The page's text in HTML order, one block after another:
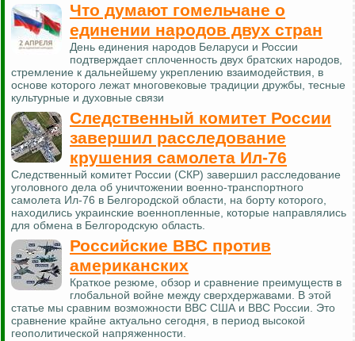
Что думают гомельчане о
единении народов двух стран
День единения народов Беларуси и России
подтверждает сплоченность двух братских народов,
стремление к дальнейшему укреплению взаимодействия, в
основе которого лежат многовековые традиции дружбы, тесные
культурные и духовные связи
Следственный комитет России
завершил расследование
крушения самолета Ил-76
Следственный комитет России (СКР) завершил расследование
уголовного дела об уничтожении военно-транспортного
самолета Ил-76 в Белгородской области, на борту которого,
находились украинские военнопленные, которые направлялись
для обмена в Белгородскую область.
Российские ВВС против
американских
Краткое резюме, обзор и сравнение преимуществ в
глобальной войне между сверхдержавами. В этой
статье мы сравним возможности ВВС США и ВВС России. Это
сравнение крайне актуально сегодня, в период высокой
геополитической напряженности.